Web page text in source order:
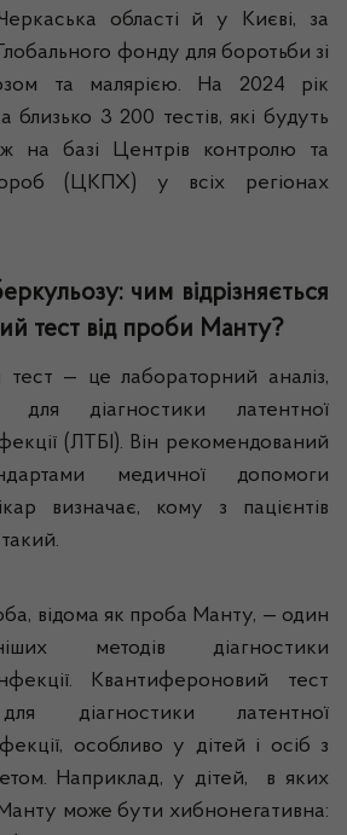
області й у Києві, за
фонду для боротьби зі
та малярією. На 2024 рік
близько 3 200 тестів, які будуть
на базі Центрів контролю та
(ЦКПХ) у всіх регіонах
чим відрізняється
тест від проби Манту?
— це лабораторний аналіз,
для діагностики латентної
(ЛТБІ). Він рекомендований
медичної допомоги
визначає, кому з пацієнтів
відома як проба Манту, — один
методів діагностики
Квантифероновий тест
діагностики латентної
особливо у дітей і осіб з
Наприклад, у дітей, в яких
може бути хибнонегативна: